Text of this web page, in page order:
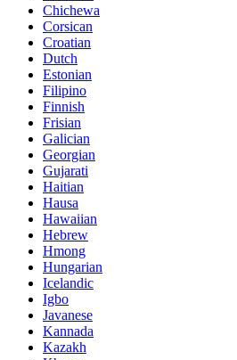
Chichewa
Corsican
Croatian
Dutch
Estonian
Filipino
Finnish
Frisian
Galician
Georgian
Gujarati
Haitian
Hausa
Hawaiian
Hebrew
Hmong
Hungarian
Icelandic
Igbo
Javanese
Kannada
Kazakh